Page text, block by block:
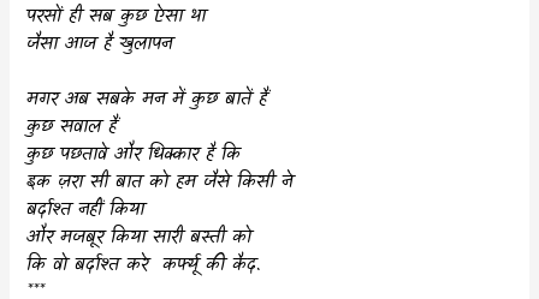
परसों ही सब कुछ ऐसा था
जैसा आज है खुलापन
मगर अब सबके मन में कुछ बातें हैं
कुछ सवाल हैं
कुछ पछतावे और धिक्कार है कि
इक ज़रा सी बात को हम जैसे किसी ने
बर्दाश्त नहीं किया
और मजबूर किया सारी बस्ती को
कि वो बर्दाश्त करे कर्फ्यू की कैद.
***